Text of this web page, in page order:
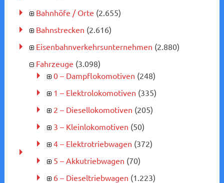
Bahnhöfe / Orte (2.655)
Bahnstrecken (2.616)
Eisenbahnverkehrsunternehmen (2.880)
Fahrzeuge (3.098)
0 – Dampflokomotiven (248)
1 – Elektrolokomotiven (335)
2 – Diesellokomotiven (205)
3 – Kleinlokomotiven (50)
4 – Elektrotriebwagen (372)
5 – Akkutriebwagen (70)
6 – Dieseltriebwagen (1.223)